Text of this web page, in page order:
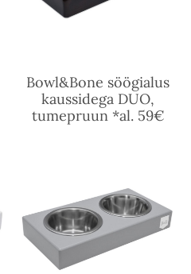
Bowl&Bone söögialus
kaussidega DUO,
tumepruun *al. 59€